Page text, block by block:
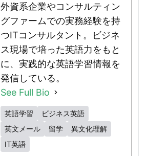
外資系企業やコンサルティン
グファームでの実務経験を持
つITコンサルタント。ビジネ
ス現場で培った英語力をもと
に、実践的な英語学習情報を
発信している。
See Full Bio
英語学習
ビジネス英語
英文メール
留学
異文化理解
IT英語